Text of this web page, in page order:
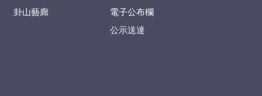
卦山藝廊 電子公布欄
公示送達